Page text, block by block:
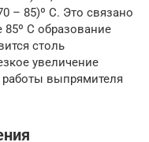
– 85)º С. Это связано
85º С образование
столь
увеличение
работы выпрямителя